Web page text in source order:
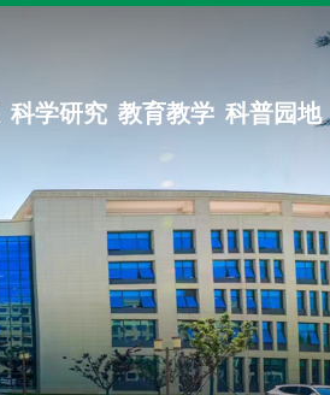
科学研究 教育教学 科普园地